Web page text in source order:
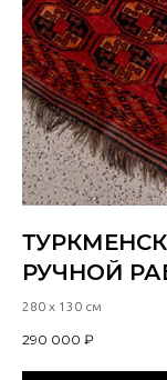
РУЧНОЙ
280 х 130 см
290 000 ₽